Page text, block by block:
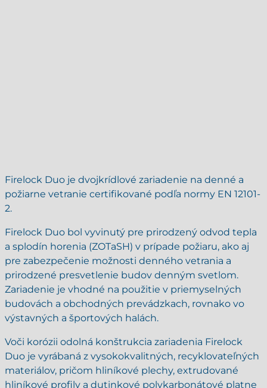
Firelock Duo je dvojkrídlové zariadenie na denné a
požiarne vetranie certifikované podľa normy EN 12101-
2.
Firelock Duo bol vyvinutý pre prirodzený odvod tepla
a splodín horenia (ZOTaSH) v prípade požiaru, ako aj
pre zabezpečenie možnosti denného vetrania a
prirodzené presvetlenie budov denným svetlom.
Zariadenie je vhodné na použitie v priemyselných
budovách a obchodných prevádzkach, rovnako vo
výstavných a športových halách.
Voči korózii odolná konštrukcia zariadenia Firelock
Duo je vyrábaná z vysokokvalitných, recyklovateľných
materiálov, pričom hliníkové plechy, extrudované
hliníkové profily a dutinkové polykarbonátové platne